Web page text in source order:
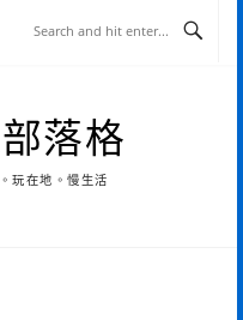
落格
玩在地。慢生活